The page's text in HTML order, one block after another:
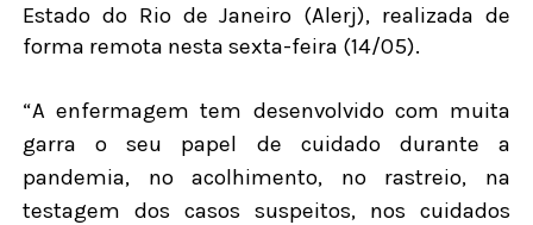
Estado do Rio de Janeiro (Alerj), realizada de
forma remota nesta sexta-feira (14/05).
“A enfermagem tem desenvolvido com muita
garra o seu papel de cuidado durante a
pandemia, no acolhimento, no rastreio, na
testagem dos casos suspeitos, nos cuidados